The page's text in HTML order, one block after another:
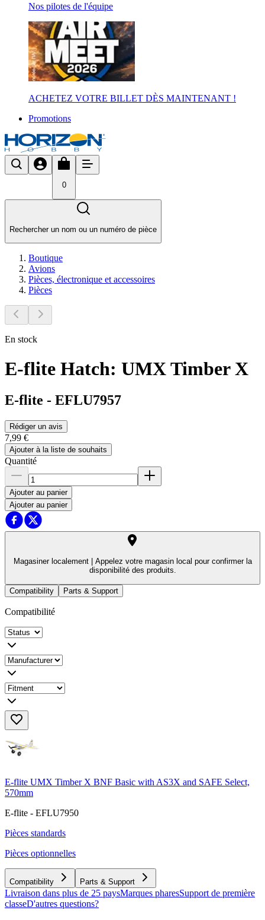
Nos pilotes de l'équipe
ACHETEZ VOTRE BILLET DÈS MAINTENANT !
Promotions
0
Rechercher un nom ou un numéro de pièce
Boutique
Avions
Pièces, électronique et accessoires
Pièces
En stock
E-flite Hatch: UMX Timber X
E-flite - EFLU7957
Rédiger un avis
7,99 €
Ajouter à la liste de souhaits
Quantité
Ajouter au panier
Ajouter au panier
Magasiner localement |
Appelez votre magasin local pour confirmer la
disponibilité des produits.
Compatibility Parts & Support
Compatibilité
E-flite UMX Timber X BNF Basic with AS3X and SAFE Select,
570mm
E-flite - EFLU7950
Pièces standards
Pièces optionnelles
Compatibility Parts & Support
Livraison dans plus de 25 paysMarques pharesSupport de première
classeD'autres questions?